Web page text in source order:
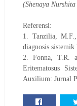
(Shenaya
Referensi:
1. Tanzilia, M.F.,
diagnosis sistemik
2. Fonna, T.R.
Eritematosus
Auxilium: Jurnal